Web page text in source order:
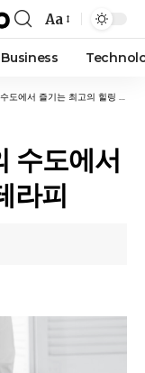
Aa
Business
에서 즐기는 최고의 힐링 테라피
수도에서
라피